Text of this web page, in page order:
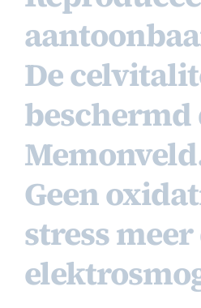
De
Geen
stress